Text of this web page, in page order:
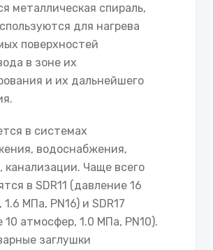
металлическая спираль,
для нагрева
поверхностей
в зоне их
и их дальнейшего
в системах
водоснабжения,
канализации. Чаще всего
в SDR11 (давление 16
МПа, PN16) и SDR17
10 атмосфер, 1.0 МПа, PN10).
заглушки